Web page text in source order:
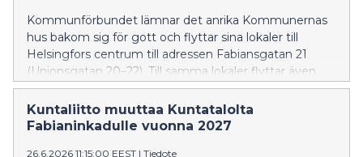
Kommunförbundet lämnar det anrika Kommunernas
hus bakom sig för gott och flyttar sina lokaler till
Helsingfors centrum till adressen Fabiansgatan 21
(Unionsgatan 20–22). Till samma lokaler flyttar även
KL-Kustannus Oy och
FCG Koulutus ja konsultointi under 2027.
Kuntaliitto muuttaa Kuntatalolta
Fabianinkadulle vuonna 2027
26.6.2026 11:15:00 EEST | Tiedote